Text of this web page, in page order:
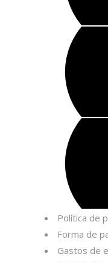
Política de
Forma de
Gastos de